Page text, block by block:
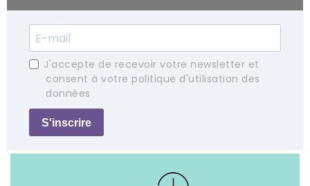
J'accepte de recevoir votre newsletter et
consent à votre politique d'utilisation des
données
S'inscrire